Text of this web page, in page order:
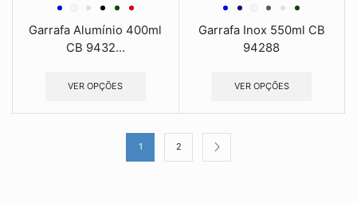
Garrafa Alumínio 400ml
CB 9432...
VER OPÇÕES
Garrafa Inox 550ml CB
94288
VER OPÇÕES
1 2